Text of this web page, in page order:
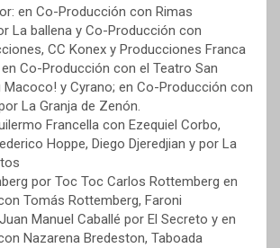
en Co-Producción con Rimas
La ballena y Co-Producción con
CC Konex y Producciones Franca
Co-Producción con el Teatro San
Macoco! y Cyrano; en Co-Producción con
La Granja de Zenón.
Francella con Ezequiel Corbo,
Hoppe, Diego Djeredjian y por La
por Toc Toc Carlos Rottemberg en
Tomás Rottemberg, Faroni
Manuel Caballé por El Secreto y en
Nazarena Bredeston, Taboada